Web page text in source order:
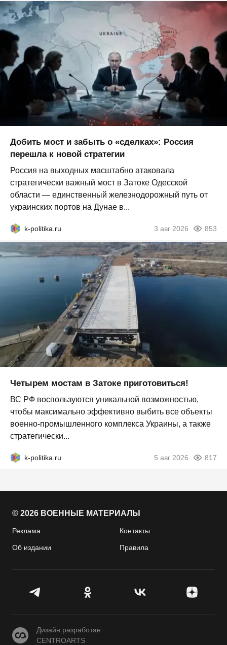
Добить мост и забыть о «сделках»: Россия
перешла к новой стратегии
Россия на выходных масштабно атаковала
стратегически важный мост в Затоке Одесской
области — единственный железнодорожный путь от
украинских портов на Дунае в...
k-politika.ru 3 авг 2026 853
Четырем мостам в Затоке приготовиться!
ВС РФ воспользуются уникальной возможностью,
чтобы максимально эффективно выбить все объекты
военно-промышленного комплекса Украины, а также
стратегически...
k-politika.ru 5 авг 2026 817
© 2026 ВОЕННЫЕ МАТЕРИАЛЫ
Реклама Контакты
Об издании Правила
CENTROARTS